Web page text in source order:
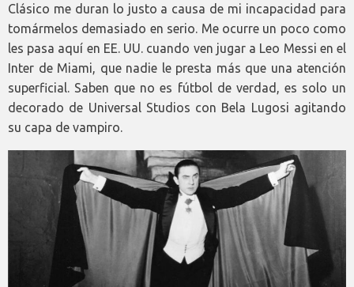
Clásico me duran lo justo a causa de mi incapacidad para
tomármelos demasiado en serio. Me ocurre un poco como
les pasa aquí en EE. UU. cuando ven jugar a Leo Messi en el
Inter de Miami, que nadie le presta más que una atención
superficial. Saben que no es fútbol de verdad, es solo un
decorado de Universal Studios con Bela Lugosi agitando
su capa de vampiro.